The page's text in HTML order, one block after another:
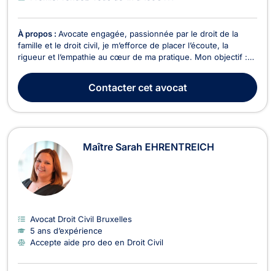
À propos : Avocate engagée, passionnée par le droit de la
famille et le droit civil, je m’efforce de placer l’écoute, la
rigueur et l’empathie au cœur de ma pratique. Mon objectif :
sensibles, tout en vous apportant des solutions juridiques
concrètes et personnalisées. Formée aux modes a...
Contactercet avocat
Maître Sarah EHRENTREICH
Avocat Droit Civil Bruxelles
5 ans d’expérience
Accepte aide pro deo en Droit Civil